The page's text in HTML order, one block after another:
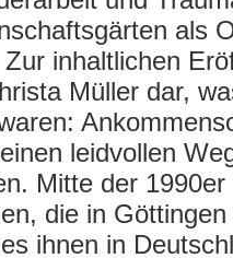
als
inhaltlichen
Müller dar,
leidvollen
Mitte der
die in
ihnen in